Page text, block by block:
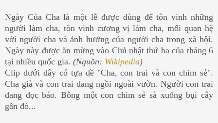
Ngày Của Cha là một lễ được dùng để tôn vinh những
người làm cha, tôn vinh cương vị làm cha, mối quan hệ
với người cha và ảnh hưởng của người cha trong xã hội.
Ngày này được ăn mừng vào Chủ nhật thứ ba của tháng 6
tại nhiều quốc gia. (Nguồn: Wikipedia)
Clip dưới đây có tựa đề "Cha, con trai và con chim sẻ".
Cha già và con trai đang ngồi ngoài vườn. Người con trai
đang đọc báo. Bỗng một con chim sẻ sà xuống bụi cây
gần đó...